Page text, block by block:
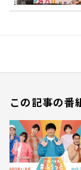
この記事の番